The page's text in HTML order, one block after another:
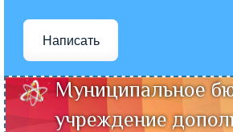
Написать
Муниципальное
учреждение